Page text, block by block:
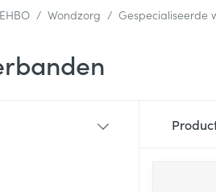
/ Wondzorg / Gespecialiseerde